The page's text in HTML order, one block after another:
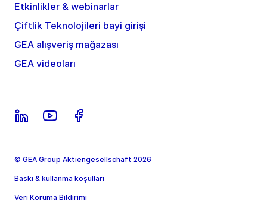
Etkinlikler & webinarlar
Çiftlik Teknolojileri bayi girişi
GEA alışveriş mağazası
GEA videoları
© GEA Group Aktiengesellschaft 2026
Baskı & kullanma koşulları
Veri Koruma Bildirimi